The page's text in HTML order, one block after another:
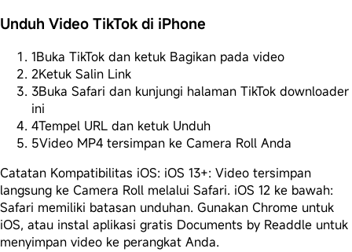
Unduh Video TikTok di iPhone
1Buka TikTok dan ketuk Bagikan pada video
2Ketuk Salin Link
3Buka Safari dan kunjungi halaman TikTok downloader
ini
4Tempel URL dan ketuk Unduh
5Video MP4 tersimpan ke Camera Roll Anda
Catatan Kompatibilitas iOS: iOS 13+: Video tersimpan
langsung ke Camera Roll melalui Safari. iOS 12 ke bawah:
Safari memiliki batasan unduhan. Gunakan Chrome untuk
iOS, atau instal aplikasi gratis Documents by Readdle untuk
menyimpan video ke perangkat Anda.